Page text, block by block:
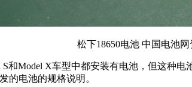
松下18650电池 中国电池网
和Model X车型中都安装有电池，但这种
的电池的规格说明。